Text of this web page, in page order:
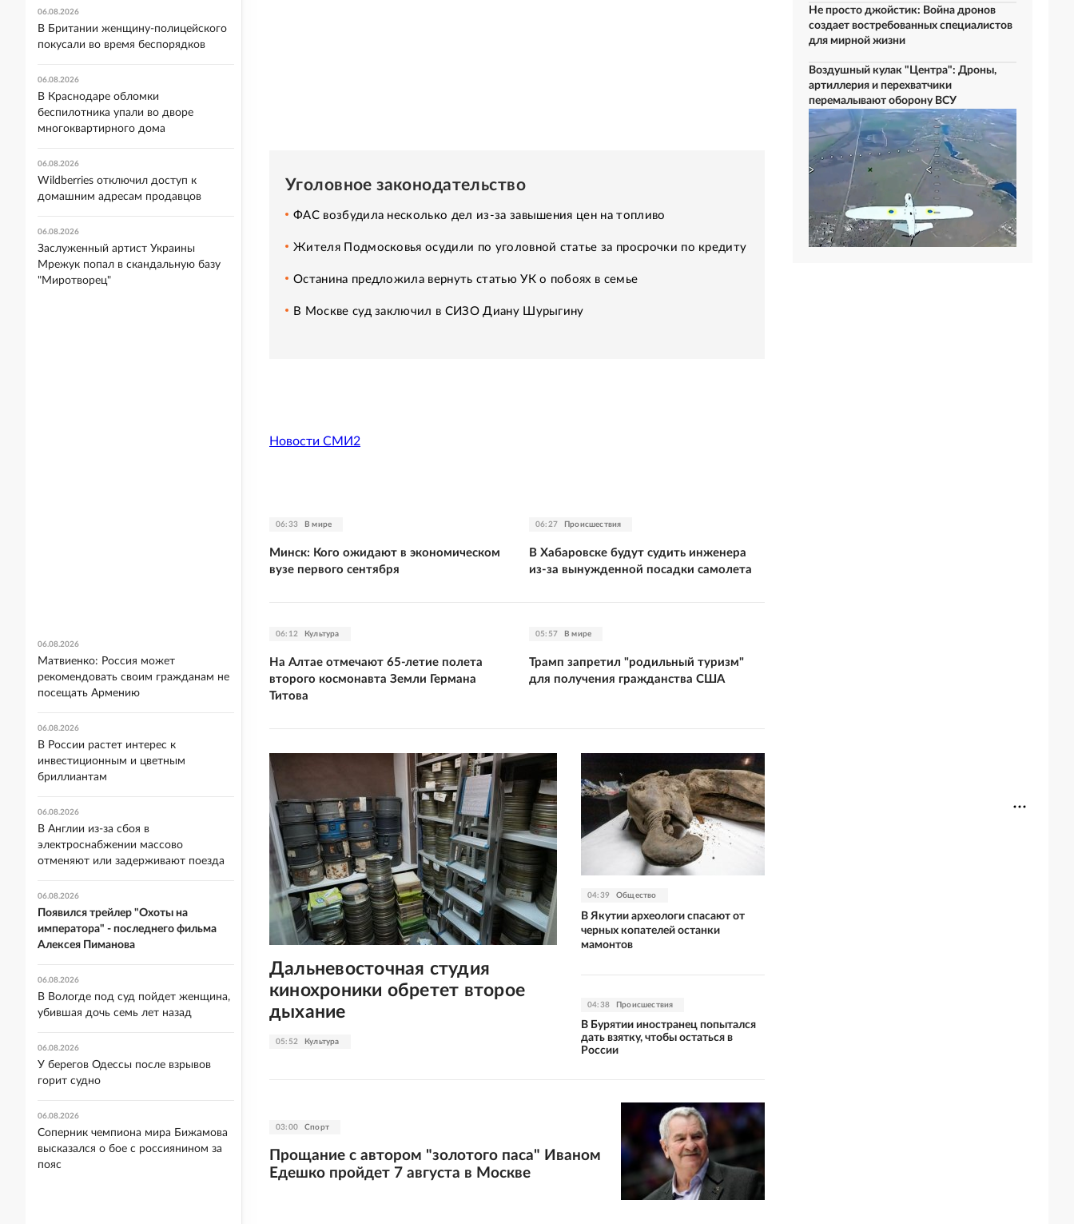
Уголовное законодательство
ФАС возбудила несколько дел из-за завышения цен на топливо
Жителя Подмосковья осудили по уголовной статье за просрочки по кредиту
Останина предложила вернуть статью УК о побоях в семье
В Москве суд заключил в СИЗО Диану Шурыгину
Новости СМИ2
06:33 В мире
Минск: Кого ожидают в экономическом
вузе первого сентября
06:27 Происшествия
В Хабаровске будут судить инженера
из-за вынужденной посадки самолета
06:12 Культура
На Алтае отмечают 65-летие полета
второго космонавта Земли Германа
Титова
05:57 В мире
Трамп запретил "родильный туризм"
для получения гражданства США
05:52 Культура
Дальневосточная студия
кинохроники обретет второе
дыхание
04:39 Общество
В Якутии археологи спасают от
черных копателей останки
мамонтов
04:38 Происшествия
В Бурятии иностранец попытался
дать взятку, чтобы остаться в
России
03:00 Спорт
Прощание с автором "золотого паса" Иваном
Едешко пройдет 7 августа в Москве
Не просто джойстик: Война дронов
создает востребованных специалистов
для мирной жизни
Воздушный кулак "Центра": Дроны,
артиллерия и перехватчики
перемалывают оборону ВСУ
06.08.2026
В Британии женщину-полицейского
покусали во время беспорядков
06.08.2026
В Краснодаре обломки
беспилотника упали во дворе
многоквартирного дома
06.08.2026
Wildberries отключил доступ к
домашним адресам продавцов
06.08.2026
Заслуженный артист Украины
Мрежук попал в скандальную базу
"Миротворец"
06.08.2026
Матвиенко: Россия может
рекомендовать своим гражданам не
посещать Армению
06.08.2026
В России растет интерес к
инвестиционным и цветным
бриллиантам
06.08.2026
В Англии из-за сбоя в
электроснабжении массово
отменяют или задерживают поезда
06.08.2026
Появился трейлер "Охоты на
императора" - последнего фильма
Алексея Пиманова
06.08.2026
В Вологде под суд пойдет женщина,
убившая дочь семь лет назад
06.08.2026
У берегов Одессы после взрывов
горит судно
06.08.2026
Соперник чемпиона мира Бижамова
высказался о бое с россиянином за
пояс